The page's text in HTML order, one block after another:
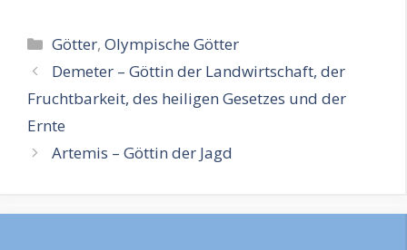
Kategorien
Götter,Olympische Götter
Demeter – Göttin der Landwirtschaft, der
Fruchtbarkeit, des heiligen Gesetzes und der
Ernte
Artemis – Göttin der Jagd